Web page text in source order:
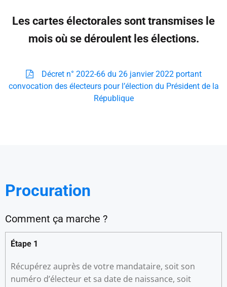
Les cartes électorales sont transmises le
mois où se déroulent les élections.
Décret n° 2022-66 du 26 janvier 2022 portant
convocation des électeurs pour l’élection du Président de la
République
Procuration
Comment ça marche ?
Étape 1
Récupérez auprès de votre mandataire, soit son
numéro d’électeur et sa date de naissance, soit